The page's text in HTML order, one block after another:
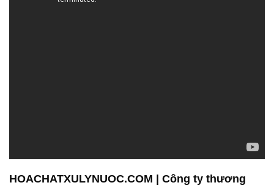
Công ty hóa chất Đắc Trường Phát không ngừng
phấn đấu để trở thành đối tác lựa chọn hàng đầu